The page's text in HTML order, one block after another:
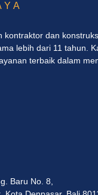
kontraktor dan
lebih dari 11 tahun.
terbaik dalam
Baru No. 8,